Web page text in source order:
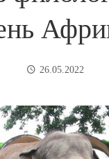
26.05.2022